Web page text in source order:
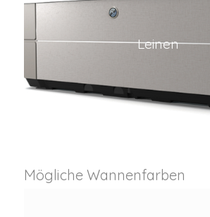
Leinen
Mögliche Wannenfarben